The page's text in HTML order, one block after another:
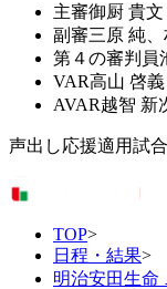
主審御厨 貴文
副審三原 純
第４の審判員
VAR高山 啓義
AVAR越智 新
声出し応援適用試
TOP>
日程・結果>
明治安田生命